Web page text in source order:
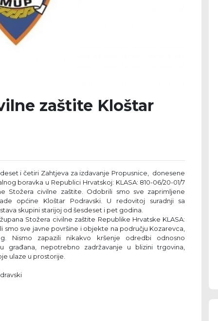
zaštite Kloštar
i četiri Zahtjeva za izdavanje Propusnice, donesene
boravka u Republici Hrvatskoj: KLASA: 810-06/20-01/7
Stožera civilne zaštite. Odobrili smo sve zaprimljene
općine Kloštar Podravski. U redovitoj suradnji sa
skupini starijoj od šesdeset i pet godina.
Stožera civilne zaštite Republike Hrvatske KLASA:
smo sve javne površine i objekte na području Kozarevca,
Nismo zapazili nikakvo kršenje odredbi odnosno
građana, nepotrebno zadržavanje u blizini trgovina,
ulaze u prostorije.